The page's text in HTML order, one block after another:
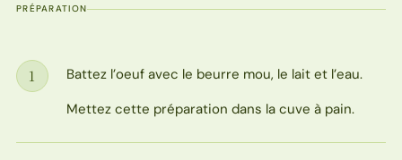
PRÉPARATION
Étape
1
Battez l’oeuf avec le beurre mou, le lait et l’eau.
Mettez cette préparation dans la cuve à pain.